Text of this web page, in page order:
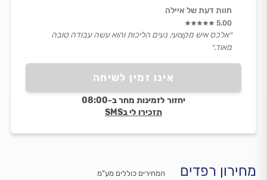
אינו זמין לשיחה
יחזור לזמינות מחר ב-08:00
תזכירו לי בSMS
חוות דעת של איילה
5.00
״אלכס איש מקצועי, נעים הליכות והוא עשה עבודה טובה
מאוד.״
מחירון רפדים המחירים כוללים מע”מ